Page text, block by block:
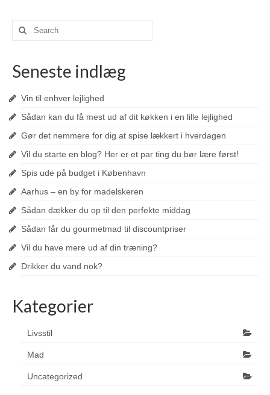
Search
for:
Seneste indlæg
Vin til enhver lejlighed
Sådan kan du få mest ud af dit køkken i en lille lejlighed
Gør det nemmere for dig at spise lækkert i hverdagen
Vil du starte en blog? Her er et par ting du bør lære først!
Spis ude på budget i København
Aarhus – en by for madelskeren
Sådan dækker du op til den perfekte middag
Sådan får du gourmetmad til discountpriser
Vil du have mere ud af din træning?
Drikker du vand nok?
Kategorier
Livsstil
Mad
Uncategorized